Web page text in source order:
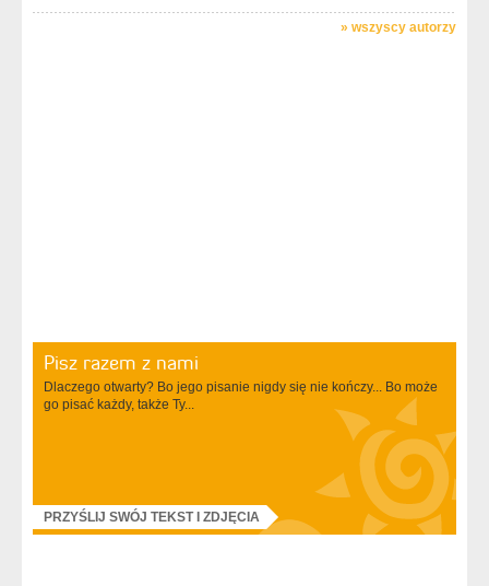
» wszyscy autorzy
Pisz razem z nami
Dlaczego otwarty? Bo jego pisanie nigdy się nie kończy... Bo może
go pisać każdy, także Ty...
PRZYŚLIJ SWÓJ TEKST I ZDJĘCIA